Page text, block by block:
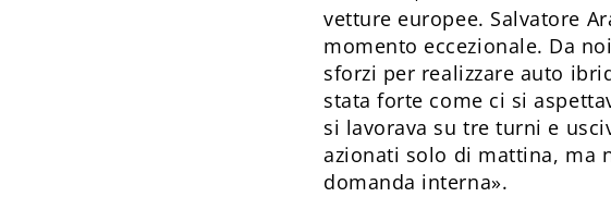
vetture europee. Salvatore
momento eccezionale. Da
sforzi per realizzare auto
stata forte come ci si
si lavorava su tre turni e
azionati solo di mattina, ma
domanda interna».